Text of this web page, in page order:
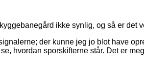
ikke synlig, og så er
der kunne jeg jo blot have
hvordan sporskifterne står. Det er